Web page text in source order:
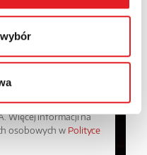
moich danych
Więcej informacji na
osobowych w Polityce